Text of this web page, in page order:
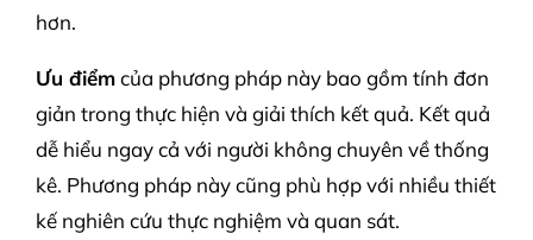
hơn.
Ưu điểmcủa phương pháp này bao gồm tính đơn
giản trong thực hiện và giải thích kết quả. Kết quả
dễ hiểu ngay cả với người không chuyên về thống
kê. Phương pháp này cũng phù hợp với nhiều thiết
kế nghiên cứu thực nghiệm và quan sát.